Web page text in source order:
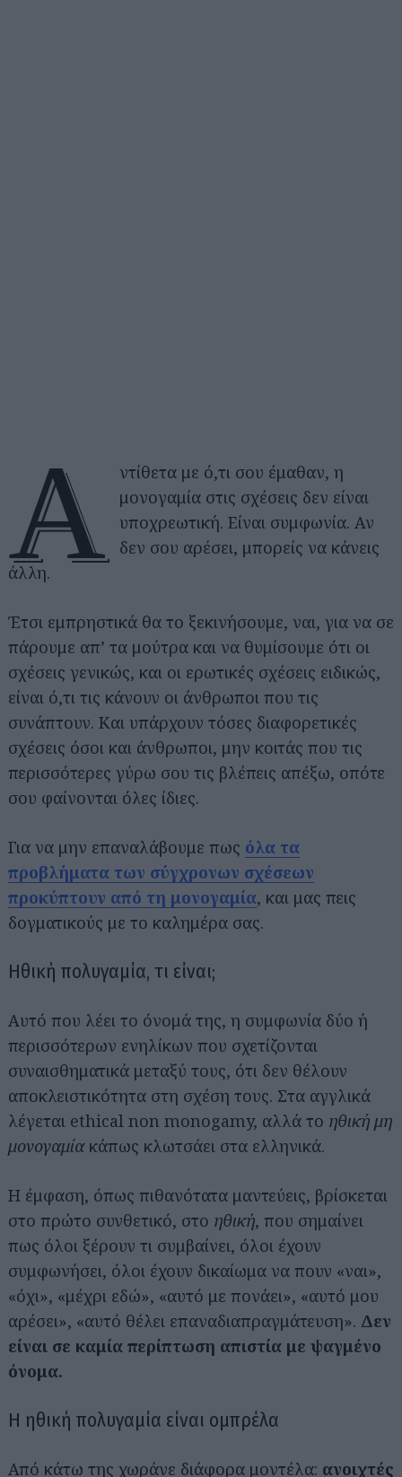
Α
ντίθετα με ό,τι σου έμαθαν, η
μονογαμία στις σχέσεις δεν είναι
υποχρεωτική. Είναι συμφωνία. Αν
δεν σου αρέσει, μπορείς να κάνεις
άλλη.
Έτσι εμπρηστικά θα το ξεκινήσουμε, ναι, για να σε
πάρουμε απ’ τα μούτρα και να θυμίσουμε ότι οι
σχέσεις γενικώς, και οι ερωτικές σχέσεις ειδικώς,
είναι ό,τι τις κάνουν οι άνθρωποι που τις
συνάπτουν. Και υπάρχουν τόσες διαφορετικές
σχέσεις όσοι και άνθρωποι, μην κοιτάς που τις
περισσότερες γύρω σου τις βλέπεις απέξω, οπότε
σου φαίνονται όλες ίδιες.
Για να μην επαναλάβουμε πως όλα τα
προβλήματα των σύγχρονων σχέσεων
προκύπτουν από τη μονογαμία, και μας πεις
δογματικούς με το καλημέρα σας.
Ηθική πολυγαμία, τι είναι;
Αυτό που λέει το όνομά της, η συμφωνία δύο ή
περισσότερων ενηλίκων που σχετίζονται
συναισθηματικά μεταξύ τους, ότι δεν θέλουν
αποκλειστικότητα στη σχέση τους. Στα αγγλικά
λέγεται ethical non monogamy, αλλά το ηθική μη
μονογαμίακάπως κλωτσάει στα ελληνικά.
Η έμφαση, όπως πιθανότατα μαντεύεις, βρίσκεται
στο πρώτο συνθετικό, στο ηθική, που σημαίνει
πως όλοι ξέρουν τι συμβαίνει, όλοι έχουν
συμφωνήσει, όλοι έχουν δικαίωμα να πουν «ναι»,
«όχι», «μέχρι εδώ», «αυτό με πονάει», «αυτό μου
αρέσει», «αυτό θέλει επαναδιαπραγμάτευση». Δεν
είναι σε καμία περίπτωση απιστία με ψαγμένο
όνομα.
Η ηθική πολυγαμία είναι ομπρέλα
Από κάτω της χωράνε διάφορα μοντέλα: ανοιχτές